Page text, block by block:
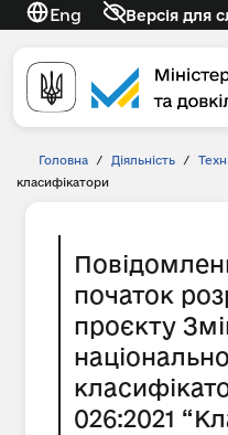
Eng Версія для
Головна / Діяльність /
класифікатори
початок
проєкту
026:2021